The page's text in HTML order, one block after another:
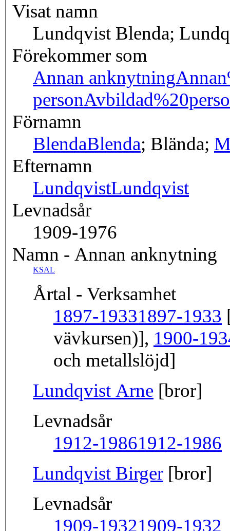
Visat namn
Lundqvist Blenda;
Förekommer som
Annan anknytning
person
Förnamn
BlendaBlenda; Blända;
Efternamn
LundqvistLundqvist
Levnadsår
1909-1976
Namn - Annan anknytning
KSAL
Årtal - Verksamhet
1897-19331897-1933
vävkursen)], 1900-
och metallslöjd]
Lundqvist Arne [bror]
Levnadsår
1912-19861912-1986
Lundqvist Birger [bror]
Levnadsår
1909-19321909-1932